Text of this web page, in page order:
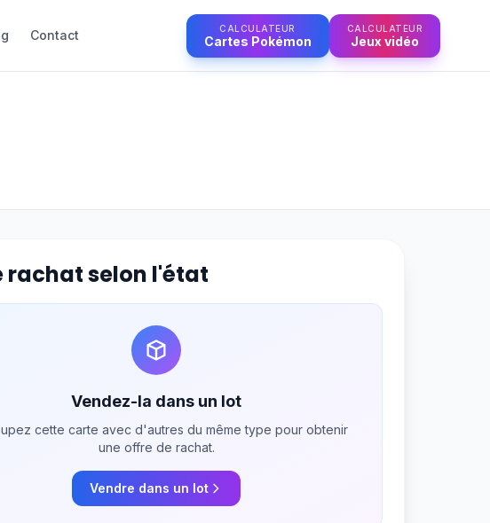
Contact CALCULATEUR
Cartes Pokémon
CALCULATEUR
Jeux vidéo
Contact CALCULATEUR
Cartes Pokémon
CALCULATEUR
Jeux vidéo
rachat selon l'état
Vendez-la dans un lot
cette carte avec d'autres du même type pour obtenir
une offre de rachat.
Vendre dans un lot